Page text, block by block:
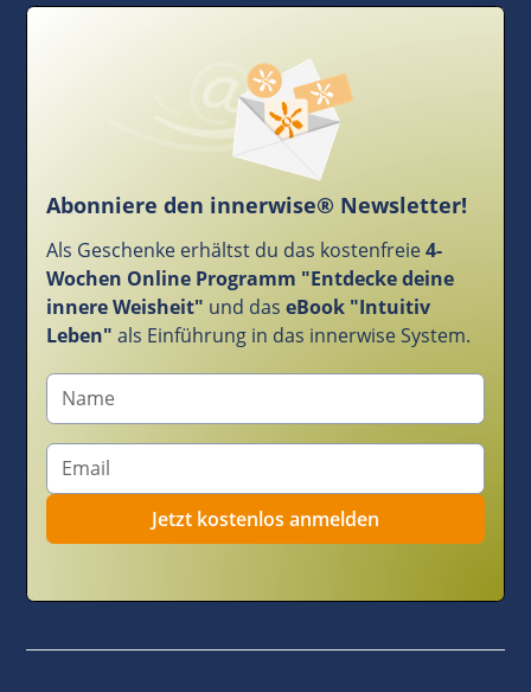
Abonniere den innerwise® Newsletter!
Als Geschenke erhältst du das kostenfreie4-
Wochen Online Programm "Entdecke deine
innere Weisheit" und das eBook "Intuitiv
Leben"als Einführung in das innerwise System.